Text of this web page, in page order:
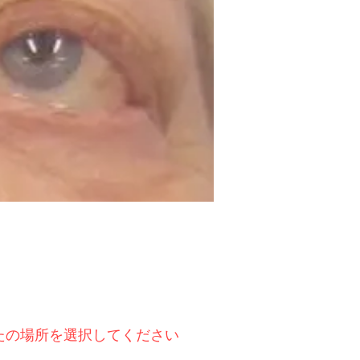
の場所を選択してください